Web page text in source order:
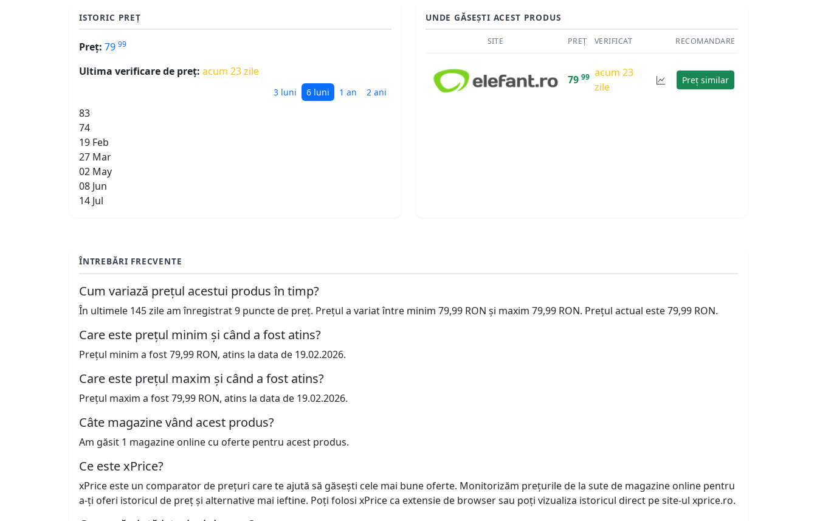
ISTORIC PREȚ
Preț: 79 99
Ultima verificare de preț: acum 23 zile
3 luni 6 luni 1 an 2 ani
83
74
19 Feb
27 Mar
02 May
08 Jun
14 Jul
UNDE GĂSEȘTI ACEST PRODUS
SITE PREȚ VERIFICAT RECOMANDARE
79 99 acum 23
zile
Preț similar
ÎNTREBĂRI FRECVENTE
Cum variază prețul acestui produs în timp?
În ultimele 145 zile am înregistrat 9 puncte de preț. Prețul a variat între minim 79,99 RON și maxim 79,99 RON. Prețul actual este 79,99 RON.
Care este prețul minim și când a fost atins?
Prețul minim a fost 79,99 RON, atins la data de 19.02.2026.
Care este prețul maxim și când a fost atins?
Prețul maxim a fost 79,99 RON, atins la data de 19.02.2026.
Câte magazine vând acest produs?
Am găsit 1 magazine online cu oferte pentru acest produs.
Ce este xPrice?
xPrice este un comparator de prețuri care te ajută să găsești cele mai bune oferte. Monitorizăm prețurile de la sute de magazine online pentru
a-ți oferi istoricul de preț și alternative mai ieftine. Poți folosi xPrice ca extensie de browser sau poți vizualiza istoricul direct pe site-ul xprice.ro.